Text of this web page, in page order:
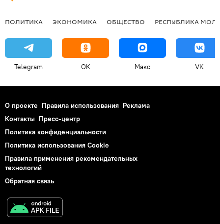
ПОЛИТИКА ЭКОНОМИКА ОБЩЕСТВО РЕСПУБЛИКА
Telegram OK Макс VK
О проекте Правила использования Реклама
Контакты Пресс-центр
Политика конфиденциальности
Политика использования Cookie
Правила применения рекомендательных
технологий
Обратная связь